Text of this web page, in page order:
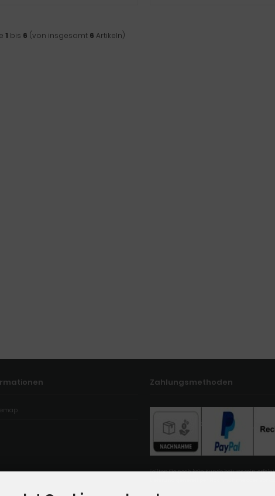
1 bis 6 (von insgesamt 6 Artikeln)
Zahlungsmethoden
Sollten Sie noch kein Kunde bei uns sein,